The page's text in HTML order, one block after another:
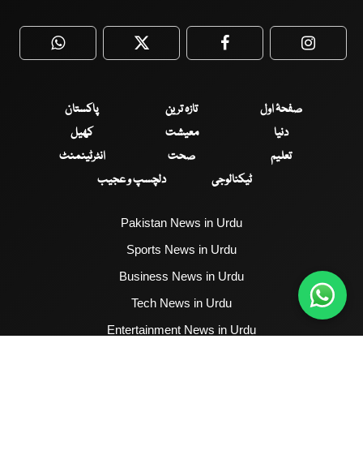
WhatsApp Twitter Facebook
صفحۂ اول تازہ ترین
پاکستان
دنیا
معیشت
کھیل
تعلیم
صحت
انٹرٹینمنٹ
ٹیکنالوجی
دلچسپ و عجیب
Pakistan News in Urdu
Sports News in Urdu
Business News in Urdu
Tech News in Urdu
Entertainment News in Urdu